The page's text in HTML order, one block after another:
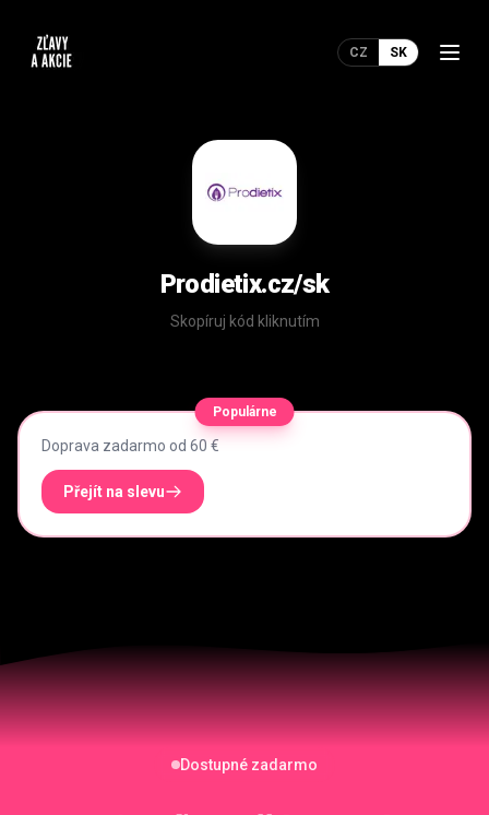
CZ SK
Prodietix.cz/sk
Skopíruj kód kliknutím
Populárne
Doprava zadarmo od 60 €
Přejít na slevu
Dostupné zadarmo